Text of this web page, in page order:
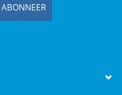
ABONNEER